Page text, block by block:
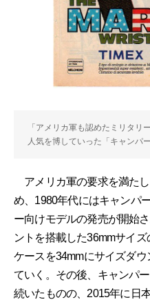
「アメリカ軍も認めたミリタリ
人気を博していった「キャンパ
アメリカ軍の要求を満た
め、1980年代にはキャンパ
ー向けモデルの発売が開始
ントを搭載した36mmサイ
ケースを34mmにサイズダ
ていく。その後、キャンパ
続いたものの、2015年に日